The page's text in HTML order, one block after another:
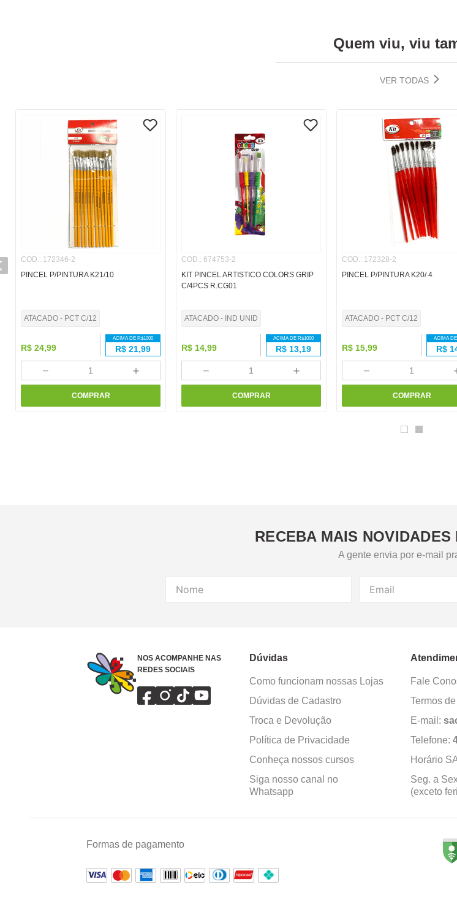
Quem viu, viu
VER TODAS
COD.: 172346-2
PINCEL P/PINTURA K21/10
ATACADO - PCT C/12
R$ 24,99
ACIMA DE R$1000
R$ 21,99
＋
－
COMPRAR
COD.: 674753-2
KIT PINCEL ARTISTICO COLORS GRIP
C/4PCS R.CG01
ATACADO - IND UNID
R$ 14,99
ACIMA DE R$1000
R$ 13,19
＋
－
COMPRAR
COD.: 172328-2
PINCEL P/PINTURA K20/ 4
ATACADO - PCT C/12
R$ 15,99
ACIMA
R$
－
COMPRAR
RECEBA MAIS NOVIDADES
A gente envia por e-mail
NOS ACOMPANHE NAS
REDES SOCIAIS
Dúvidas
Como funcionam nossas Lojas
Dúvidas de Cadastro
Troca e Devolução
Política de Privacidade
Conheça nossos cursos
Siga nosso canal no
Whatsapp
Fale
Termos
E-mail:
Telefone:
Horário
Seg. a
(exceto
Formas de pagamento